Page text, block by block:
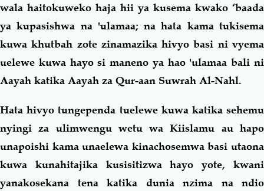
wala haitokuweko haja hii ya kusema kwako ‘baada
ya kupasishwa na'ulamaa; na hata kama tukisema
kuwa khutbah zote zinamazika hivyo basi ni vyema
uelewe kuwa hayo si maneno ya hao 'ulamaa bali ni
Aayah katika Aayah za Qur-aan Suwrah Al-Nahl.
Hata hivyo tungependa tuelewe kuwa katika sehemu
nyingi za ulimwengu wetu wa Kiislamu au hapo
unapoishi kama unaelewa kinachosemwa basi utaona
kuwa kunahitajika kusisitizwa hayo yote, kwani
yanakosekana tena katika dunia nzima na ndio